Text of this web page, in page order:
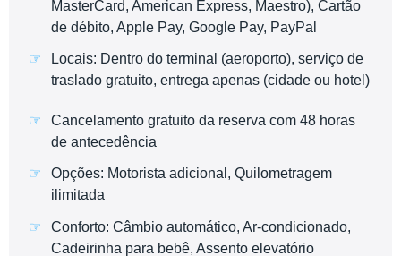
MasterCard, American Express, Maestro), Cartão
de débito, Apple Pay, Google Pay, PayPal
Locais: Dentro do terminal (aeroporto), serviço de
traslado gratuito, entrega apenas (cidade ou hotel)
Cancelamento gratuito da reserva com 48 horas
de antecedência
Opções: Motorista adicional, Quilometragem
ilimitada
Conforto: Câmbio automático, Ar-condicionado,
Cadeirinha para bebê, Assento elevatório